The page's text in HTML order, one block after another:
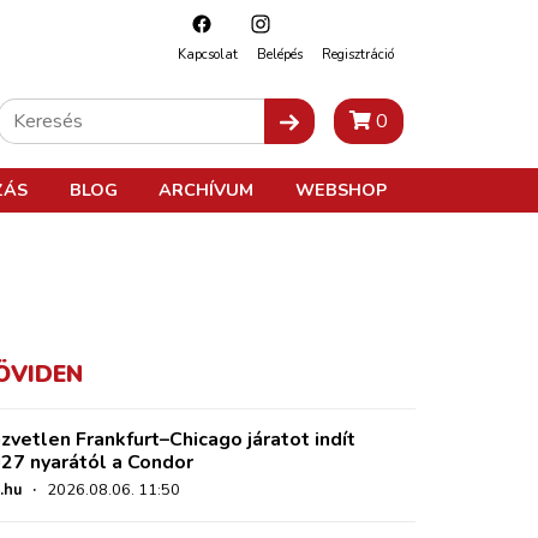
Kapcsolat Belépés Regisztráció
0
BLOG ARCHÍVUM WEBSHOP
Frankfurt–Chicago járatot indít
nyarától a Condor
· 2026.08.06. 11:50